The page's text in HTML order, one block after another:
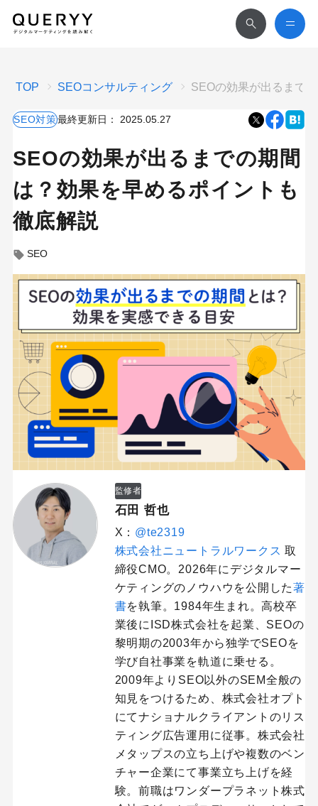
TOP SEOコンサルティング SEOの効果が出るまで
SEO対策最終更新日： 2025.05.27
SEOの効果が出るまでの期間
は？効果を早めるポイントも
徹底解説
SEO
監修者
石田 哲也
X： @te2319
株式会社ニュートラルワークス 取
締役CMO。2026年にデジタルマー
ケティングのノウハウを公開した著
書を執筆。1984年生まれ。高校卒
業後にISD株式会社を起業、SEOの
黎明期の2003年から独学でSEOを
学び自社事業を軌道に乗せる。
2009年よりSEO以外のSEM全般の
知見をつけるため、株式会社オプト
にてナショナルクライアントのリス
ティング広告運用に従事。株式会社
メタップスの立ち上げや複数のベン
チャー企業にて事業立ち上げを経
験。前職はワンダープラネット株式